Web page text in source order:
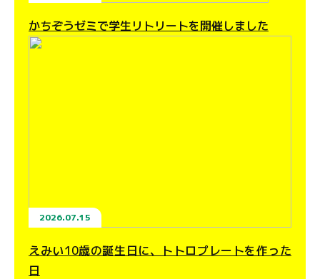
かちぞうゼミで学生リトリートを開催しました
2026.07.15
えみい10歳の誕生日に、トトロプレートを作った
日